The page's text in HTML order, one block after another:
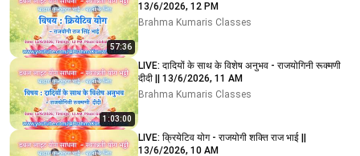
57:36
13/6/2026, 12 PM
Brahma Kumaris Classes
1:03:00
LIVE: दादियों के साथ के विशेष अनुभव - राजयोगिनी रूक्मणी
दीदी || 13/6/2026, 11 AM
Brahma Kumaris Classes
LIVE: क्रियेटिव योग - राजयोगी शक्ति राज भाई ||
13/6/2026, 10 AM